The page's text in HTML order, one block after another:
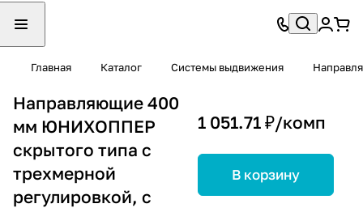
Главная Каталог Системы выдвижения
Направляющие 400
мм ЮНИХОППЕР
скрытого типа с
трехмерной
регулировкой, с
1 051.71 ₽/комп
В корзину